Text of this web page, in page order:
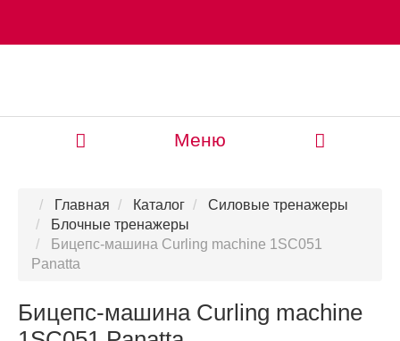
Меню
Главная Каталог
Силовые тренажеры
Блочные тренажеры
Бицепс-машина Curling machine 1SC051
Panatta
Бицепс-машина Curling machine